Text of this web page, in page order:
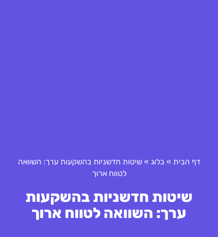
דף הבית » בלוג »שיטות חדשניות בהשקעות ערך: השוואה
לטווח ארוך
שיטות חדשניות בהשקעות
ערך: השוואה לטווח ארוך